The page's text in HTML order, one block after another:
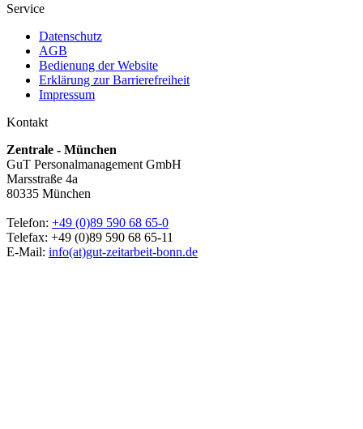
Service
Datenschutz
AGB
Bedienung der Website
Erklärung zur Barrierefreiheit
Impressum
Kontakt
Zentrale - München
GuT Personalmanagement GmbH
Marsstraße 4a
80335 München
Telefon: +49 (0)89 590 68 65-0
Telefax: +49 (0)89 590 68 65-11
E-Mail: info(at)gut-zeitarbeit-bonn.de